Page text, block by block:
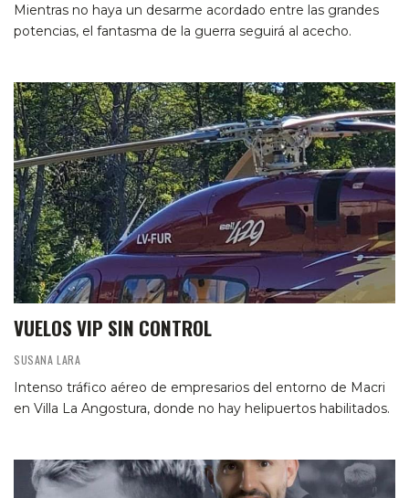
Mientras no haya un desarme acordado entre las grandes
potencias, el fantasma de la guerra seguirá al acecho.
VUELOS VIP SIN CONTROL
SUSANA LARA
Intenso tráfico aéreo de empresarios del entorno de Macri
en Villa La Angostura, donde no hay helipuertos habilitados.